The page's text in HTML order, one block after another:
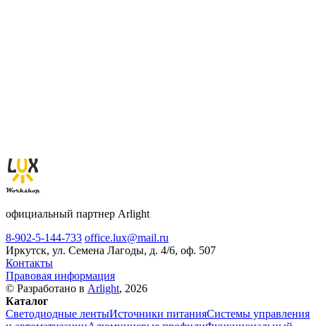
официальный партнер Arlight
8-902-5-144-733 office.lux@mail.ru
Иркутск, ул. Семена Лагоды, д. 4/6, оф. 507
Контакты
Правовая информация
© Разработано в Arlight, 2026
Каталог
Светодиодные лентыИсточники питанияСистемы управления